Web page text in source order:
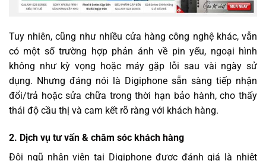
Tuy nhiên, cũng như nhiều cửa hàng công nghệ khác, vẫn
có một số trường hợp phản ánh về pin yếu, ngoại hình
không như kỳ vọng hoặc máy gặp lỗi sau vài ngày sử
dụng. Nhưng đáng nói là Digiphone sẵn sàng tiếp nhận
đổi/trả hoặc sửa chữa trong thời hạn bảo hành, cho thấy
thái độ cầu thị và cam kết rõ ràng với khách hàng.
2. Dịch vụ tư vấn & chăm sóc khách hàng
Đội ngũ nhân viên tại Digiphone được đánh giá là nhiệt